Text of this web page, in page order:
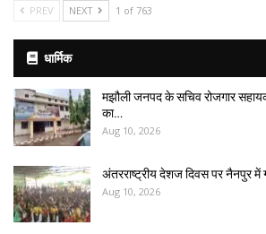
PREV NEXT 1 of 763
धार्मिक
मझौली जनपद के सचिव रोजगार
का…
Aug 10, 2026
अंतरराष्ट्रीय देशज दिवस पर नैनपुर में
Aug 10, 2026